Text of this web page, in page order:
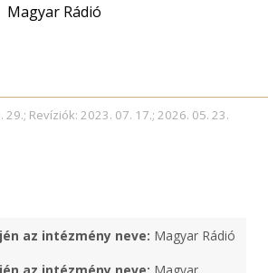
Magyar Rádió
Revíziók: 2023. 07. 17.; 2026. 05. 23.
az intézmény neve: Magyar Rádió